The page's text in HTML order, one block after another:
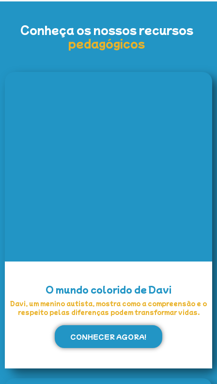
Conheça os nossos recursos
pedagógicos
O mundo colorido de Davi
Davi, um menino autista, mostra como a compreensão e o
respeito pelas diferenças podem transformar vidas.
CONHECER AGORA!